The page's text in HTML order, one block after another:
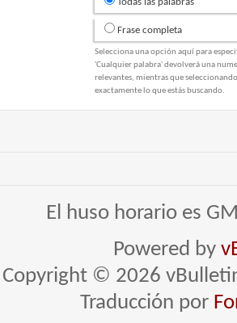
Todas las palabras
Frase completa
Selecciona una opción aquí para
'Cualquier palabra' devolverá una
relevantes, mientras que
exactamente lo que estás buscando.
El huso horario es
Powered by
Copyright © 2026
Traducción por